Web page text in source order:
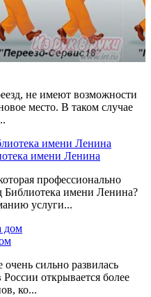
не имеют возможности
место. В таком случае
имени Ленина
профессионально
имени Ленина?
услуги...
сильно развилась
открывается более
ко...